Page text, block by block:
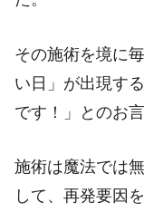
その施術を境に
い日」が出現す
です！」とのお
施術は魔法では
して、再発要因